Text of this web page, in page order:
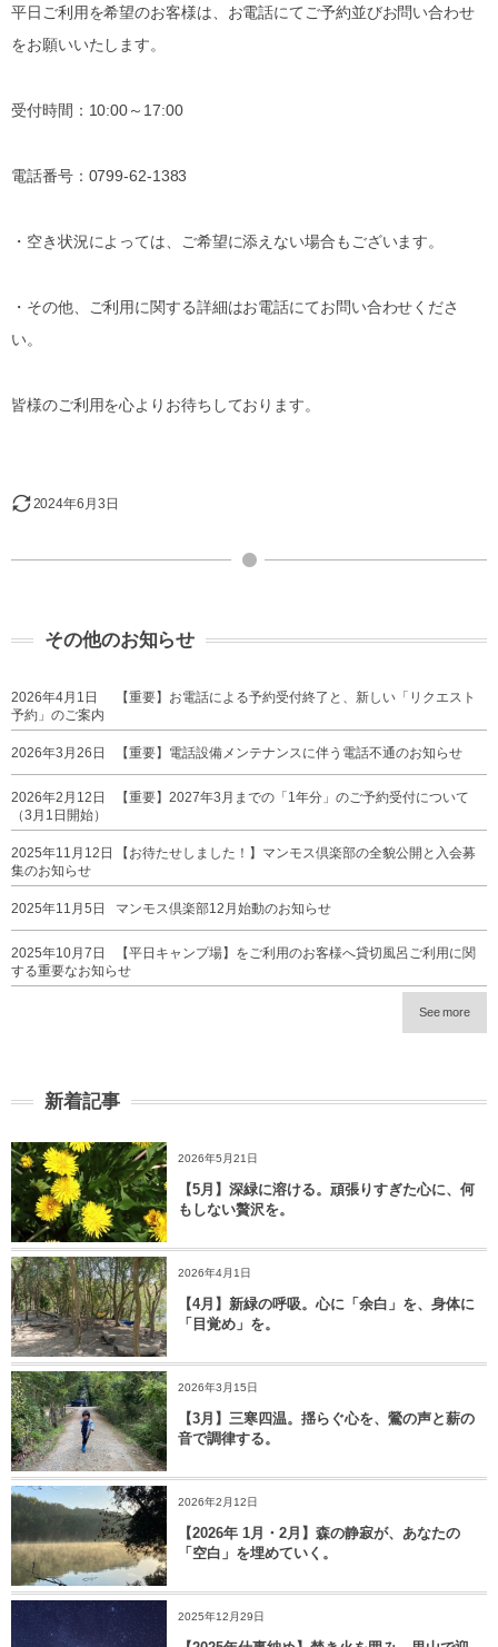
平日ご利用を希望のお客様は、お電話にてご予約並びお問い合わせ
をお願いいたします。
受付時間：10:00～17:00
電話番号：0799-62-1383
・空き状況によっては、ご希望に添えない場合もございます。
・その他、ご利用に関する詳細はお電話にてお問い合わせくださ
い。
皆様のご利用を心よりお待ちしております。
2024年6月3日
その他のお知らせ
2026年4月1日
【重要】お電話による予約受付終了と、新しい「リクエスト
予約」のご案内
2026年3月26日 【重要】電話設備メンテナンスに伴う電話不通のお知らせ
2026年2月12日
【重要】2027年3月までの「1年分」のご予約受付について
（3月1日開始）
2025年11月12日
【お待たせしました！】マンモス倶楽部の全貌公開と入会募
集のお知らせ
2025年11月5日 マンモス倶楽部12月始動のお知らせ
2025年10月7日
【平日キャンプ場】をご利用のお客様へ貸切風呂ご利用に関
する重要なお知らせ
See more
新着記事
2026年5月21日
【5月】深緑に溶ける。頑張りすぎた心に、何
もしない贅沢を。
2026年4月1日
【4月】新緑の呼吸。心に「余白」を、身体に
「目覚め」を。
2026年3月15日
【3月】三寒四温。揺らぐ心を、鶯の声と薪の
音で調律する。
2026年2月12日
【2026年 1月・2月】森の静寂が、あなたの
「空白」を埋めていく。
2025年12月29日